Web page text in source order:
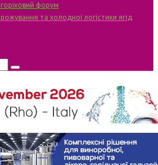
горіховий форум
та холодної логістики ягід